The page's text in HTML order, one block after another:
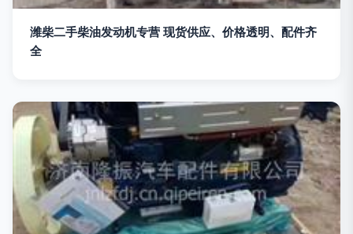
潍柴二手柴油发动机专营 现货供应、价格透明、配件齐
全